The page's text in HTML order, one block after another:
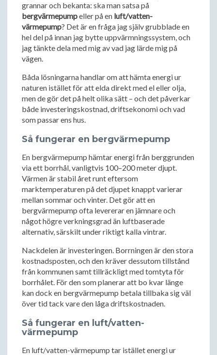
grannar och bekanta: ska man satsa på
bergvärmepumpeller på en luft/vatten-
värmepump? Det är en fråga jag själv grubblade en
hel del på innan jag bytte uppvärmningssystem, och
jag tänkte dela med mig av vad jag lärde mig på
vägen.
Båda lösningarna handlar om att hämta energi ur
naturen istället för att elda direkt med el eller olja,
men de gör det på helt olika sätt – och det påverkar
både investeringskostnad, driftsekonomi och vad
som passar ens hus.
Så fungerar en bergvärmepump
En bergvärmepump hämtar energi från berggrunden
via ett borrhål, vanligtvis 100–200 meter djupt.
Värmen är stabil året runt eftersom
marktemperaturen på det djupet knappt varierar
mellan sommar och vinter. Det gör att en
bergvärmepump ofta levererar en jämnare och
något högre verkningsgrad än luftbaserade
alternativ, särskilt under riktigt kalla vintrar.
Nackdelen är investeringen. Borrningen är den stora
kostnadsposten, och den kräver dessutom tillstånd
från kommunen samt tillräckligt med tomtyta för
borrhålet. För den som planerar att bo kvar länge
kan dock en bergvärmepump betala tillbaka sig väl
över tid tack vare den låga driftskostnaden.
Så fungerar en luft/vatten-
värmepump
En luft/vatten-värmepump tar istället energi ur